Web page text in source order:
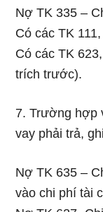
Nợ TK 335 –
Có các TK
Có các TK
trích trước).
7. Trường hợp
vay phải trả,
Nợ TK 635 –
vào chi phí tài